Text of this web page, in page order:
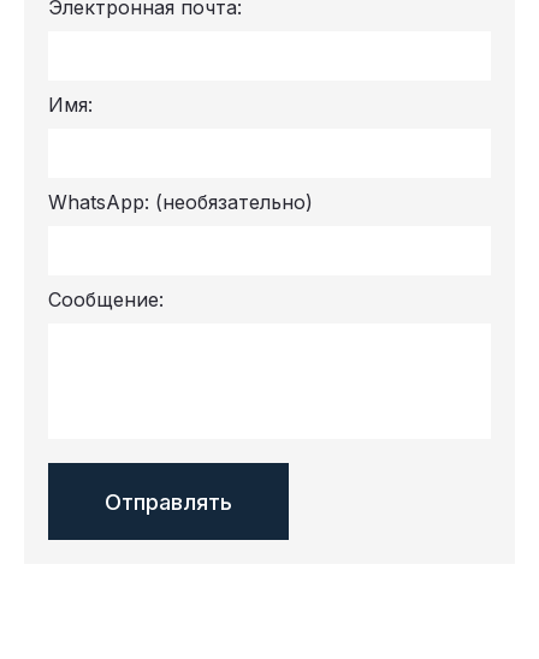
Электронная почта:
Имя:
WhatsApp: (необязательно)
Сообщение: